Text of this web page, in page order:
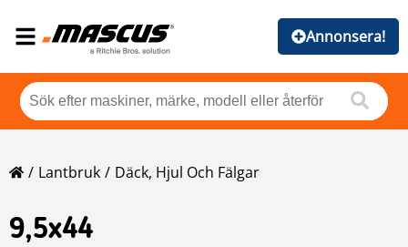
Annonsera!
Lantbruk Däck, Hjul Och Fälgar
9,5x44